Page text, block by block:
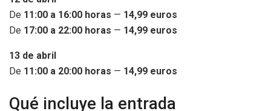
De 11:00 a 16:00 horas — 14,99 euros
De 17:00 a 22:00 horas — 14,99 euros
13 de abril
De 11:00 a 20:00 horas — 14,99 euros
Qué incluye la entrada